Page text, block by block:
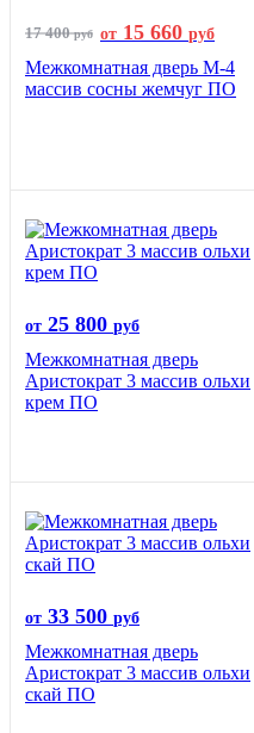
17 400руб от 15 660 руб
Межкомнатная дверь М-4
массив сосны жемчуг ПО
от 25 800 руб
Межкомнатная дверь
Аристократ 3 массив ольхи
крем ПО
от 33 500 руб
Межкомнатная дверь
Аристократ 3 массив ольхи
скай ПО